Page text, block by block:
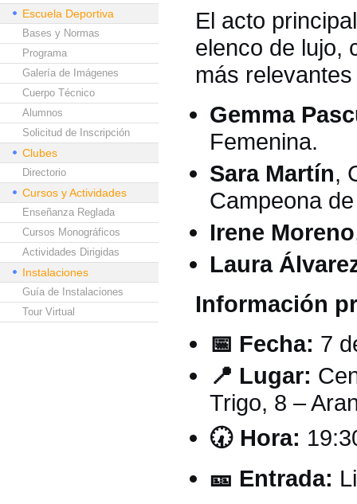
Escuela Deportiva
Bases y Normas
Programa
Galería de Imágenes
Cuerpo Técnico
Alumnos
Solicitud de Inscripción
Clubes
Directorio
Cursos y Actividades
Enseñanza Reglada
Cursos Monográficos
Actividades Dirigidas
Instalaciones
Guía de Instalaciones
Tour Virtual
El acto
elenco de lujo,
más
Gemma
Femenina.
Sara Martín,
Campeona
Irene Moreno
Laura
Información
📅 Fecha: 7
📍 Lugar:
Trigo, 8 –
🕢 Hora:
🎫 Entrada: